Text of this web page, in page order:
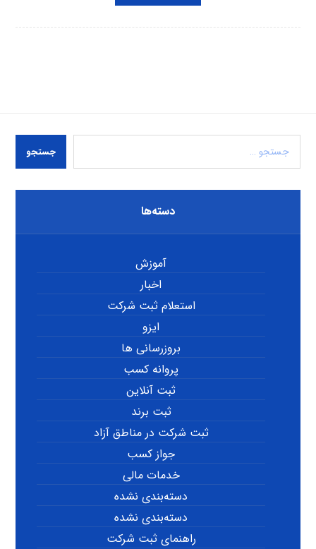
جستجو
دسته‌ها
آموزش
اخبار
استعلام ثبت شرکت
ایزو
بروزرسانی ها
پروانه کسب
ثبت آنلاین
ثبت برند
ثبت شرکت در مناطق آزاد
جواز کسب
خدمات مالی
دسته‌بندی نشده
دسته‌بندی نشده
راهنمای ثبت شرکت